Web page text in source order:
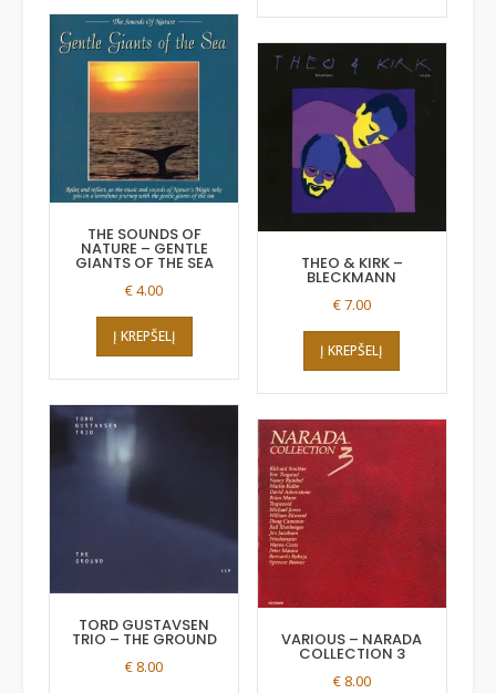
THE SOUNDS OF
NATURE – GENTLE
GIANTS OF THE SEA
€4.00
Į KREPŠELĮ
THEO & KIRK –
BLECKMANN
€7.00
Į KREPŠELĮ
TORD GUSTAVSEN
TRIO – THE GROUND
€ 8.00
VARIOUS – NARADA
COLLECTION 3
€ 8.00